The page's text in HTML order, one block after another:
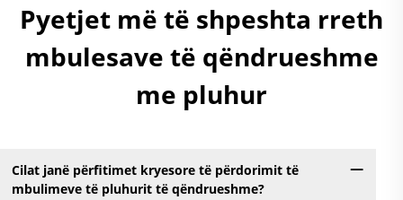
Pyetjet më të shpeshta rreth
mbulesave të qëndrueshme
me pluhur
Cilat janë përfitimet kryesore të përdorimit të
mbulimeve të pluhurit të qëndrueshme?